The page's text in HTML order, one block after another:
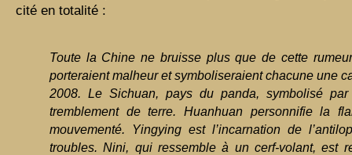
cité en totalité :
Toute la Chine ne bruisse plus que de cette
porteraient malheur et symboliseraient chacune une
2008. Le Sichuan, pays du panda, symbolisé
tremblement de terre. Huanhuan personnifie la
mouvementé. Yingying est l’incarnation de
troubles. Nini, qui ressemble à un cerf-volant, est